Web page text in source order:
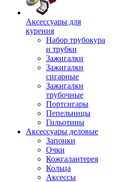
Аксессуары для
курения
Набор трубокура
и трубки
Зажигалки
Зажигалки
сигарные
Зажигалки
трубочные
Портсигары
Пепельницы
Гильотины
Аксессуары деловые
Запонки
Очки
Кожгалантерея
Кольца
Аксессы